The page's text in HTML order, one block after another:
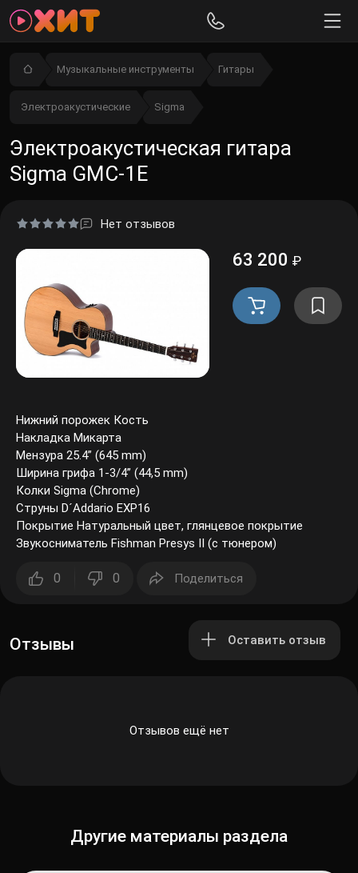
Музыкальные инструменты Гитары
Электроакустические Sigma
Электроакустическая гитара
Sigma GMC-1E
Нет отзывов
63 200 ₽
Нижний порожек Кость
Накладка Микарта
Мензура 25.4” (645 mm)
Ширина грифа 1-3/4” (44,5 mm)
Колки Sigma (Chrome)
Струны D´Addario EXP16
Покрытие Натуральный цвет, глянцевое покрытие
Звукосниматель Fishman Presys II (с тюнером)
0 0 Поделиться
Отзывы Оставить отзыв
Отзывов ещё нет
Другие материалы раздела